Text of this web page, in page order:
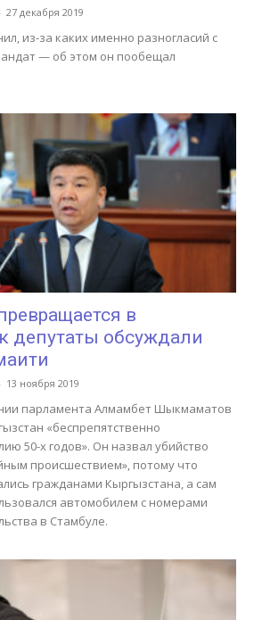
- 27 декабря 2019
из-за каких именно разногласий с
— об этом он пообещал
в
депутаты обсуждали
- 13 ноября 2019
парламента Алмамбет Шыкмаматов
«беспрепятственно
50-х годов». Он назвал убийство
происшествием», потому что
гражданами Кыргызстана, а сам
автомобилем с номерами
в Стамбуле.